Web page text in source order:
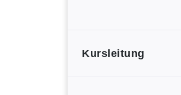
Kursleitung